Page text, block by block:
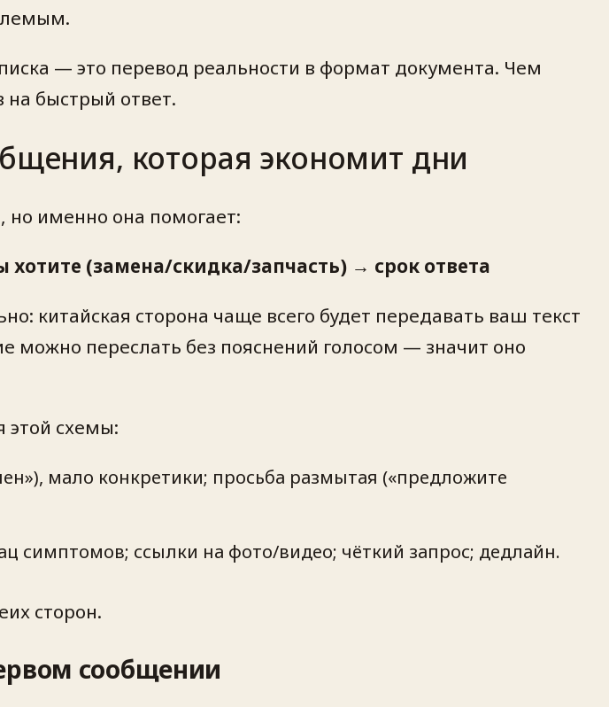
.
— это перевод реальности в формат документа. Чем
быстрый ответ.
которая экономит дни
но именно она помогает:
(замена/скидка/запчасть) → срок ответа
китайская сторона чаще всего будет передавать ваш текст
можно переслать без пояснений голосом — значит оно
этой схемы:
мало конкретики; просьба размытая («предложите
симптомов; ссылки на фото/видео; чёткий запрос; дедлайн.
сторон.
сообщении